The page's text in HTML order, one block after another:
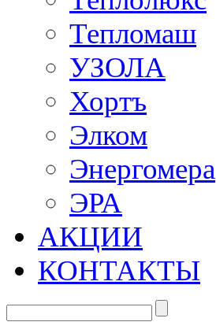
Тепломаш
УЗОЛА
Хортъ
Элком
Энергомера
ЭРА
АКЦИИ
КОНТАКТЫ